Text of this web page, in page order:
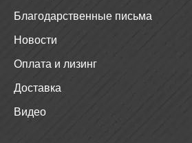
Благодарственные письма
Новости
Оплата и лизинг
Доставка
Видео